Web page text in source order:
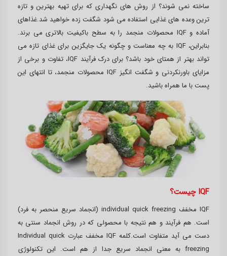
ساخته نمی شوند؟ از روش های نگهداری که برای تهیه بهترین و تازه
ترین وعده های غذایی استفاده می شود شگفت زده خواهید شد.غذاهای
آماده و IQF محصولات منجمد را به سطح باکیفیت بالاتری می برند.
بنابراین، IQF به چه معناست و چگونه یک جایگزین برای غذای تازه می
تواند بهتر از همتای خود باشد؟ برای درک فرآیند IQF، تفاوت و برخی از
مزایای باورنکردنی و شگفت انگیز IQF محصولات منجمد، تا انتهای این
پست با ما همراه باشید.
IQF چیست؟
IQF مخفف individual quick freezing (انجماد سریع منحصر به فرد)
است. هم فرآیند و هم نتیجه با محصولی که در روش انجماد سنتی به
دست می آید متفاوت است.کلمه IQF مخفف عبارت Individual quick
freezing به معنی انجماد سریع جدا از هم است. این تکنولوژی